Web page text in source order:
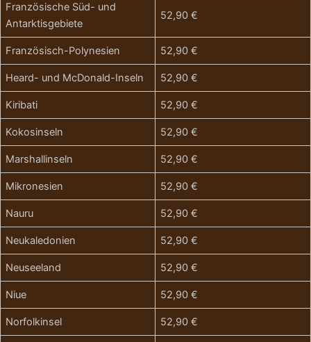
Französische Süd- und
Antarktisgebiete
52,90 €
Französisch-Polynesien 52,90 €
Heard- und McDonald-Inseln 52,90 €
Kiribati 52,90 €
Kokosinseln 52,90 €
Marshallinseln 52,90 €
Mikronesien 52,90 €
Nauru 52,90 €
Neukaledonien 52,90 €
Neuseeland 52,90 €
Niue 52,90 €
Norfolkinsel 52,90 €